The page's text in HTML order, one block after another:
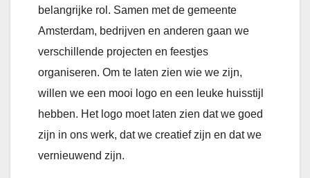
belangrijke rol. Samen met de gemeente
Amsterdam, bedrijven en anderen gaan we
verschillende projecten en feestjes
organiseren. Om te laten zien wie we zijn,
willen we een mooi logo en een leuke huisstijl
hebben. Het logo moet laten zien dat we goed
zijn in ons werk, dat we creatief zijn en dat we
vernieuwend zijn.